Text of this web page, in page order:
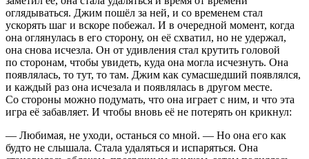
оглядываться. Джим пошёл за ней, и со временем стал
ускорять шаг и вскоре побежал. И в очередной момент, когда
она оглянулась в его сторону, он её схватил, но не удержал,
она снова исчезла. Он от удивления стал крутить головой
по сторонам, чтобы увидеть, куда она могла исчезнуть. Она
появлялась, то тут, то там. Джим как сумасшедший появлялся,
и каждый раз она исчезала и появлялась в другом месте.
Со стороны можно подумать, что она играет с ним, и что эта
игра её забавляет. И чтобы вновь её не потерять он крикнул:
— Любимая, не уходи, останься со мной. — Но она его как
будто не слышала. Стала удаляться и испаряться. Она